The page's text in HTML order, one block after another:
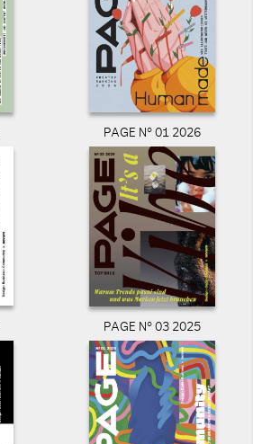
PAGE N° 01 2026
PAGE N° 03 2025